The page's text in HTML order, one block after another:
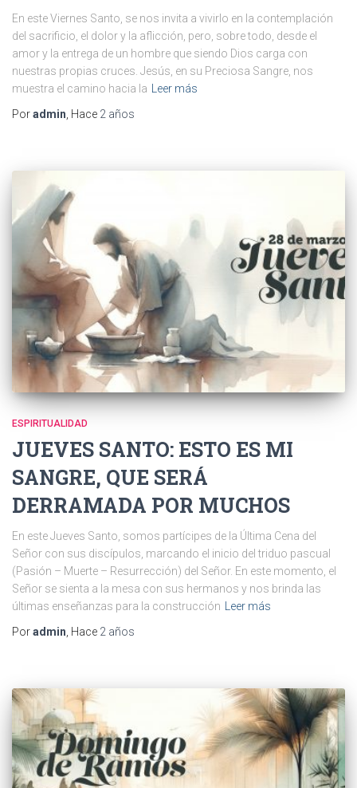
En este Viernes Santo, se nos invita a vivirlo en la contemplación
del sacrificio, el dolor y la aflicción, pero, sobre todo, desde el
amor y la entrega de un hombre que siendo Dios carga con
nuestras propias cruces. Jesús, en su Preciosa Sangre, nos
muestra el camino hacia la
Leer más
Poradmin , Hace 2 años
ESPIRITUALIDAD
JUEVES SANTO: ESTO ES MI
SANGRE, QUE SERÁ
DERRAMADA POR MUCHOS
En este Jueves Santo, somos partícipes de la Última Cena del
Señor con sus discípulos, marcando el inicio del triduo pascual
(Pasión – Muerte – Resurrección) del Señor. En este momento, el
Señor se sienta a la mesa con sus hermanos y nos brinda las
últimas enseñanzas para la construcción Leer más
Poradmin, Hace 2 años